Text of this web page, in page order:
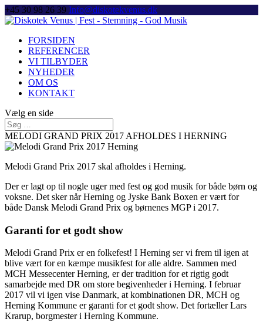
+45 30 98 26 39 Info@diskotekvenus.dk
FORSIDEN
REFERENCER
VI TILBYDER
NYHEDER
OM OS
KONTAKT
Vælg en side
MELODI GRAND PRIX 2017 AFHOLDES I HERNING
Melodi Grand Prix 2017 skal afholdes i Herning.
Der er lagt op til nogle uger med fest og god musik for både børn og
voksne. Det sker når Herning og Jyske Bank Boxen er vært for
både Dansk Melodi Grand Prix og børnenes MGP i 2017.
Garanti for et godt show
Melodi Grand Prix er en folkefest! I Herning ser vi frem til igen at
blive vært for en kæmpe musikfest for alle aldre. Sammen med
MCH Messecenter Herning, er der tradition for et rigtig godt
samarbejde med DR om store begivenheder i Herning. I februar
2017 vil vi igen vise Danmark, at kombinationen DR, MCH og
Herning Kommune er garanti for et godt show. Det fortæller Lars
Krarup, borgmester i Herning Kommune.